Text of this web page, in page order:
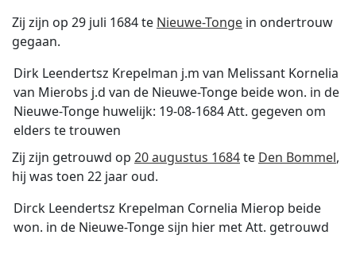
Zij zijn op 29 juli 1684 te Nieuwe-Tonge in ondertrouw
gegaan.
Dirk Leendertsz Krepelman j.m van Melissant Kornelia
van Mierobs j.d van de Nieuwe-Tonge beide won. in de
Nieuwe-Tonge huwelijk: 19-08-1684 Att. gegeven om
elders te trouwen
Zij zijn getrouwd op 20 augustus 1684te Den Bommel,
hij was toen 22 jaar oud.
Dirck Leendertsz Krepelman Cornelia Mierop beide
won. in de Nieuwe-Tonge sijn hier met Att. getrouwd